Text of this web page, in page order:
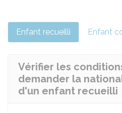
Enfant recueilli Enfant
Vérifier les
demander la
d'un enfant recueilli